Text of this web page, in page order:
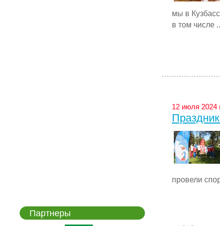
мы в
в том числе
12 июля 2024
провели
Партнеры